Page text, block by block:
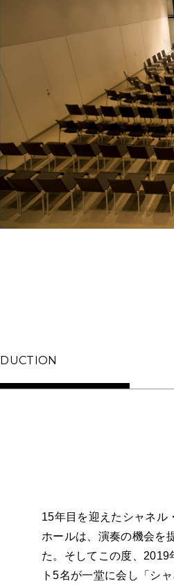
DUCTION
15年目を迎えたシャネル
ホールは、演奏の機会を
た。そしてこの度、
ト5名が一堂に会し「シ